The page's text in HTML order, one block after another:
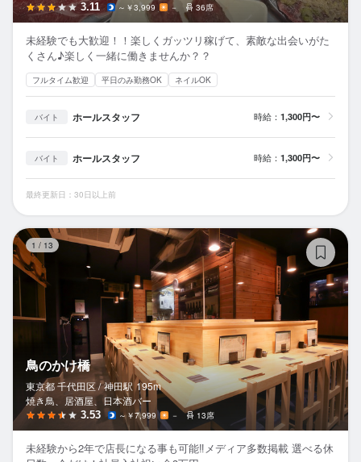
3.11 ～￥3,999 － 36席
未経験でも大歓迎！！楽しくガッツリ稼げて、素敵な出会いがた
くさん♪楽しく一緒に働きませんか？？
フルタイム歓迎 平日のみ勤務OK ネイルOK
バイト ホールスタッフ 時給： 1,300円〜
バイト ホールスタッフ 時給： 1,300円〜
最終更新日：30日以上前
1 / 13
鳥のかけ橋
東京都 千代田区 / 神田駅 195m
焼き鳥、居酒屋、日本酒バー
3.53 ～￥7,999 － 13席
未経験から2年で店長になる事も可能‼メディア多数掲載 選べる休